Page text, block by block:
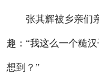
张其辉被乡亲们亲
趣：“我这么一个糙
想到？”